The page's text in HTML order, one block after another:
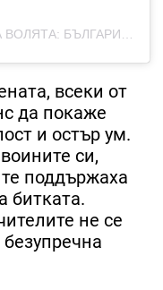
всеки от
да покаже
и остър ум.
си,
поддържаха
битката.
не се